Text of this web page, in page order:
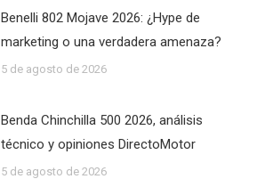
Benelli 802 Mojave 2026: ¿Hype de
marketing o una verdadera amenaza?
5 de agosto de 2026
Benda Chinchilla 500 2026, análisis
técnico y opiniones DirectoMotor
5 de agosto de 2026